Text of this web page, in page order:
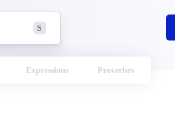
S
Expressions Proverbes